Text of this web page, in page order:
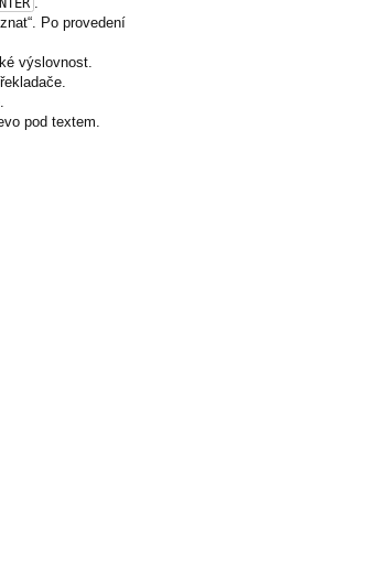
Po provedení
výslovnost.
pod textem.